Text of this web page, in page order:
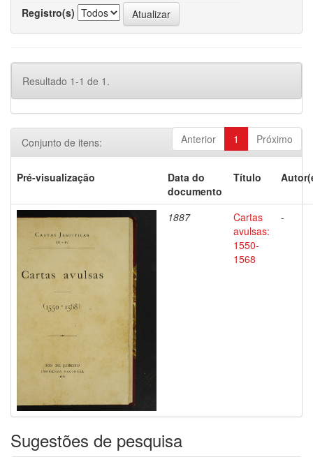
Registro(s)
Resultado 1-1 de 1.
Anterior 1 Próximo
Conjunto de itens:
Pré-visualização
Data do
documento
Título
1887
Cartas
avulsas:
1550-
1568
-
Sugestões de pesquisa